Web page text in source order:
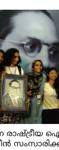
രാഷ്ട്രീയ